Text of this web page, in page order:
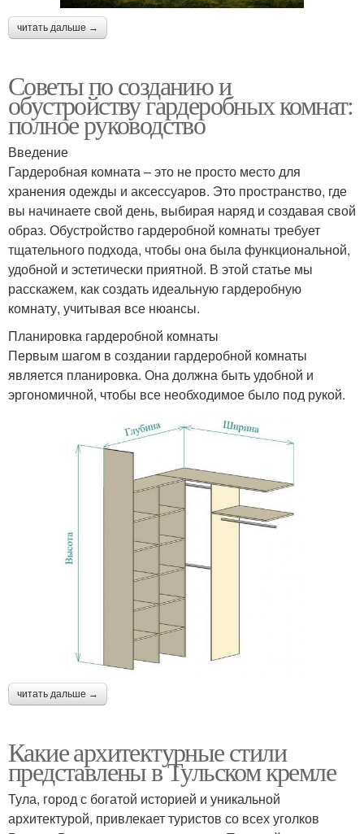
читать дальше →
Советы по созданию и
обустройству гардеробных комнат:
полное руководство
Введение
Гардеробная комната – это не просто место для
хранения одежды и аксессуаров. Это пространство, где
вы начинаете свой день, выбирая наряд и создавая свой
образ. Обустройство гардеробной комнаты требует
тщательного подхода, чтобы она была функциональной,
удобной и эстетически приятной. В этой статье мы
расскажем, как создать идеальную гардеробную
комнату, учитывая все нюансы.
Планировка гардеробной комнаты
Первым шагом в создании гардеробной комнаты
является планировка. Она должна быть удобной и
эргономичной, чтобы все необходимое было под рукой.
читать дальше →
Какие архитектурные стили
представлены в Тульском кремле
Тула, город с богатой историей и уникальной
архитектурой, привлекает туристов со всех уголков